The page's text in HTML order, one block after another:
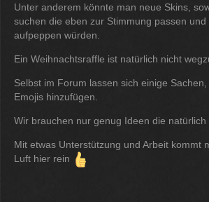
die hälfte .
Unter anderem könnte man neue Skins,
suchen die eben zur Stimmung passen
aufpeppen würden.
Ein Weihnachtsraffle ist natürlich nicht
Selbst im Forum lassen sich einige
Emojis hinzufügen.
Wir brauchen nur genug Ideen die natürlich
Mit etwas Unterstützung und Arbeit kommt
Luft hier rein